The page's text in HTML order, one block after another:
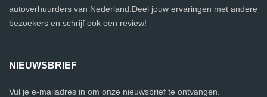
autoverhuurders van Nederland.Deel jouw ervaringen met andere
bezoekers en schrijf ook een review!
NIEUWSBRIEF
Vul je e-mailadres in om onze nieuwsbrief te ontvangen.